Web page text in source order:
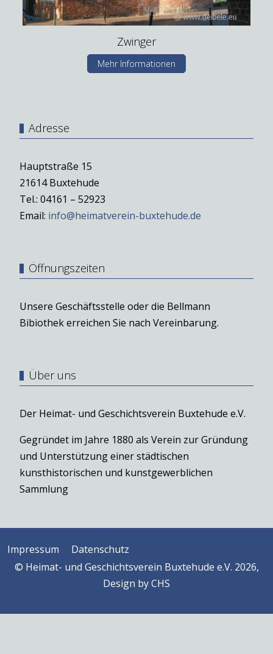
Zwinger
Mehr Informationen
Adresse
Hauptstraße 15
21614 Buxtehude
Tel.: 04161 – 52923
Email: info@heimatverein-buxtehude.de
Öffnungszeiten
Unsere Geschäftsstelle oder die Bellmann
Bibiothek erreichen Sie nach Vereinbarung.
Über uns
Der Heimat- und Geschichtsverein Buxtehude e.V.
Gegründet im Jahre 1880 als Verein zur Gründung
und Unterstützung einer städtischen
kunsthistorischen und kunstgewerblichen
Sammlung
Impressum
Datenschutz
© Heimat- und Geschichtsverein Buxtehude e.V. 2026,
Design byCHS